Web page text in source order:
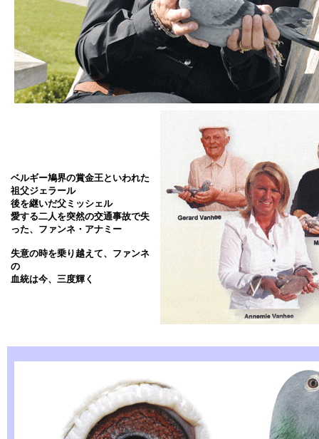
ベルギー鳩界の賞金王といわれた
祖父ジェラール
後を継いだ父ミッシェル
愛する二人を突然の交通事故で失
った、ファンネ・アナミー
失意の時を乗り越えて、ファンネ
の
血統は今、三度輝く